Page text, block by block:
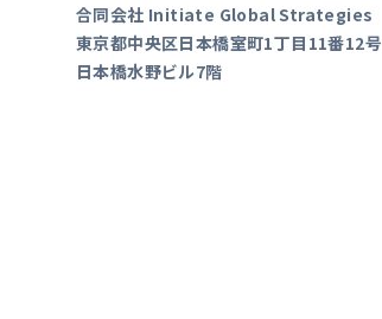
合同会社 Initiate Global Strategies
東京都中央区日本橋室町1丁目11番12号
日本橋水野ビル7階